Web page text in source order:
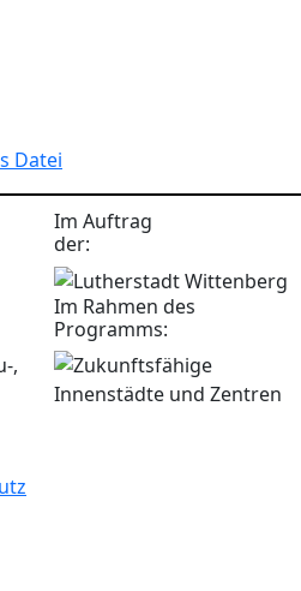
Datei
Im Auftrag
der:
Im Rahmen des
Programms: